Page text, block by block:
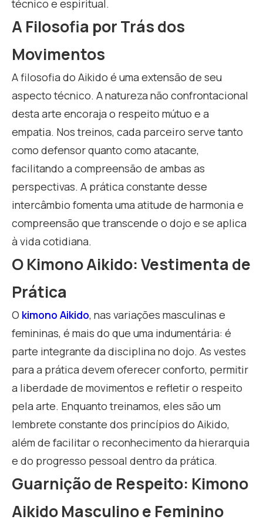
técnico e espiritual.
A Filosofia por Trás dos
Movimentos
A filosofia do Aikido é uma extensão de seu
aspecto técnico. A natureza não confrontacional
desta arte encoraja o respeito mútuo e a
empatia. Nos treinos, cada parceiro serve tanto
como defensor quanto como atacante,
facilitando a compreensão de ambas as
perspectivas. A prática constante desse
intercâmbio fomenta uma atitude de harmonia e
compreensão que transcende o dojo e se aplica
à vida cotidiana.
O Kimono Aikido: Vestimenta de
Prática
O kimono Aikido, nas variações masculinas e
femininas, é mais do que uma indumentária: é
parte integrante da disciplina no dojo. As vestes
para a prática devem oferecer conforto, permitir
a liberdade de movimentos e refletir o respeito
pela arte. Enquanto treinamos, eles são um
lembrete constante dos princípios do Aikido,
além de facilitar o reconhecimento da hierarquia
e do progresso pessoal dentro da prática.
Guarnição de Respeito: Kimono
Aikido Masculino e Feminino